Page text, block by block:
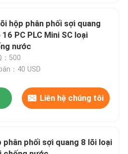
hộp phân phối sợi quang
16 PC PLC Mini SC loại
nước
：500
：40 USD
Liên hệ chúng tôi
phân phối sợi quang 8 lõi loại